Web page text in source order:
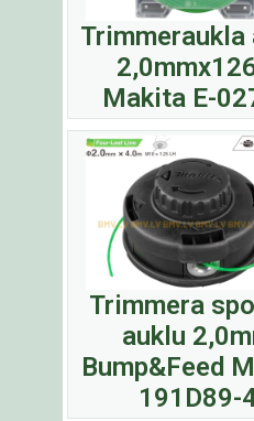
Trimmeraukla
Makita E-
Trimmera
auklu
Bump&Feed
191D89-